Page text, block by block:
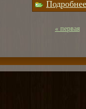
Подробнее
Страницы
« первая